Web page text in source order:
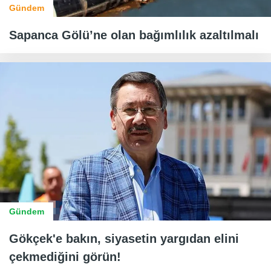
Gündem
Sapanca Gölü’ne olan bağımlılık azaltılmalı
Gündem
Gökçek'e bakın, siyasetin yargıdan elini
çekmediğini görün!